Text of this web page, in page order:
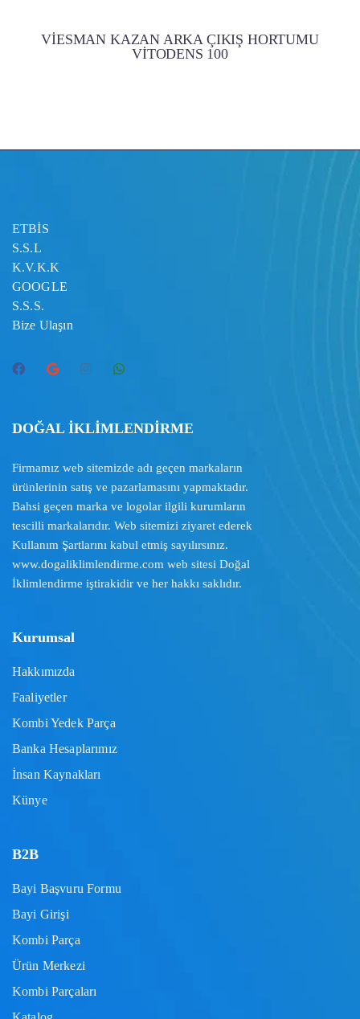
VİESMAN KAZAN ARKA ÇIKIŞ HORTUMU
VİTODENS 100
ETBİS
S.S.L
K.V.K.K
GOOGLE
S.S.S.
Bize Ulaşın
DOĞAL İKLİMLENDİRME
Firmamız web sitemizde adı geçen markaların
ürünlerinin satış ve pazarlamasını yapmaktadır.
Bahsi geçen marka ve logolar ilgili kurumların
tescilli markalarıdır. Web sitemizi ziyaret ederek
Kullanım Şartlarını kabul etmiş sayılırsınız.
www.dogaliklimlendirme.com web sitesi Doğal
İklimlendirme iştirakidir ve her hakkı saklıdır.
Kurumsal
Hakkımızda
Faaliyetler
Kombi Yedek Parça
Banka Hesaplarımız
İnsan Kaynakları
Künye
B2B
Bayi Başvuru Formu
Bayi Girişi
Kombi Parça
Ürün Merkezi
Kombi Parçaları